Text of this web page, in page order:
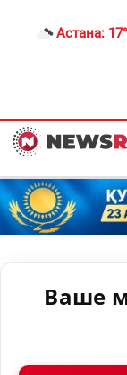
Астана:
Ваше